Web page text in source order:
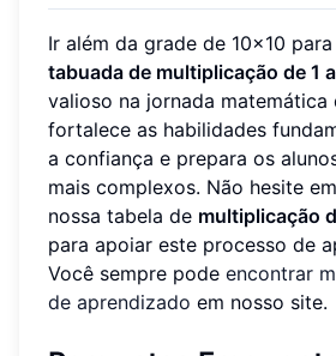
Ir além da grade de 10x10
tabuada de multiplicação de 1
valioso na jornada matemática
fortalece as habilidades
a confiança e prepara os
mais complexos. Não hesite
nossa tabela de multiplicação
para apoiar este processo de
Você sempre pode encontrar
de aprendizado em nosso site.